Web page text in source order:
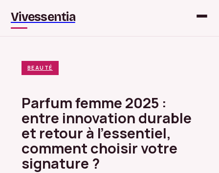
Vivessentia
BEAUTÉ
Parfum femme 2025 :
entre innovation durable
et retour à l’essentiel,
comment choisir votre
signature ?